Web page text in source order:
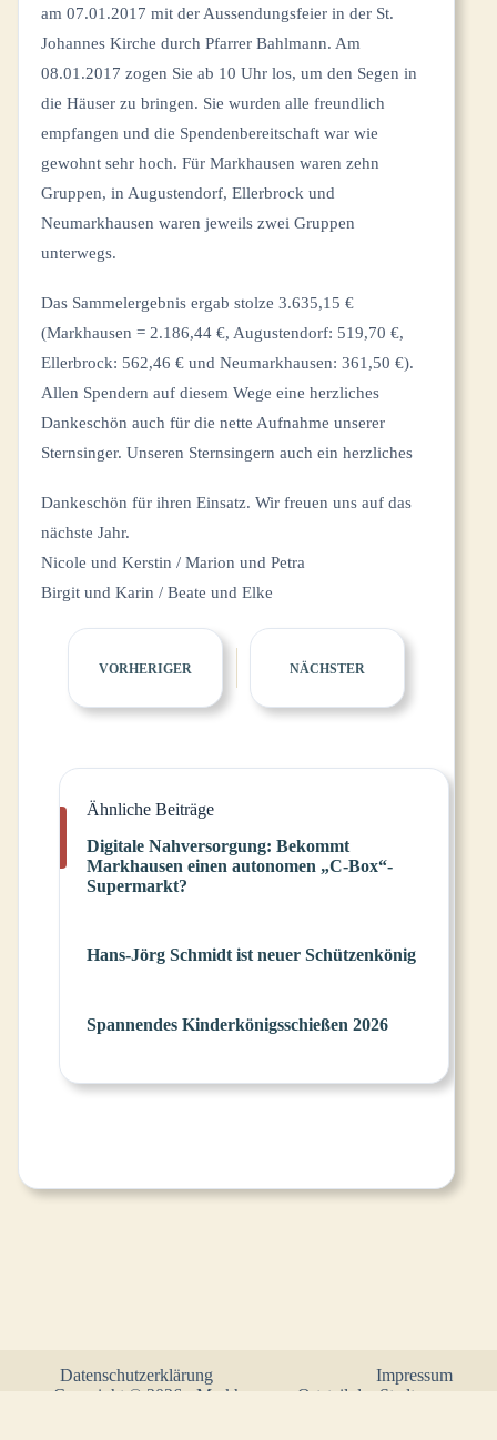
am 07.01.2017 mit der Aussendungsfeier in der St.
Johannes Kirche durch Pfarrer Bahlmann. Am
08.01.2017 zogen Sie ab 10 Uhr los, um den Segen in
die Häuser zu bringen. Sie wurden alle freundlich
empfangen und die Spendenbereitschaft war wie
gewohnt sehr hoch. Für Markhausen waren zehn
Gruppen, in Augustendorf, Ellerbrock und
Neumarkhausen waren jeweils zwei Gruppen
unterwegs.
Das Sammelergebnis ergab stolze 3.635,15 €
(Markhausen = 2.186,44 €, Augustendorf: 519,70 €,
Ellerbrock: 562,46 € und Neumarkhausen: 361,50 €).
Allen Spendern auf diesem Wege eine herzliches
Dankeschön auch für die nette Aufnahme unserer
Sternsinger. Unseren Sternsingern auch ein herzliches
Dankeschön für ihren Einsatz. Wir freuen uns auf das
nächste Jahr.
Nicole und Kerstin / Marion und Petra
Birgit und Karin / Beate und Elke
VORHERIGER NÄCHSTER
Ähnliche Beiträge
Digitale Nahversorgung: Bekommt
Markhausen einen autonomen „C-Box“-
Supermarkt?
Hans-Jörg Schmidt ist neuer Schützenkönig
Spannendes Kinderkönigsschießen 2026
Datenschutzerklärung
Impressum
Copyright © 2026 - Markhausen - Ortsteil der Stadt